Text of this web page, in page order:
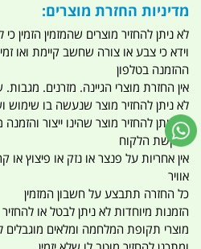
מדיניות החזרת מוצרים:
לא ניתן להחזיר מוצרים שהמזמין הזמין
וידא כי צבע או צורה שחשב קיימת ואו
ההזמנה בטלפון
אין החזרת מוצרי הגיינה. מזרנים.
לא ניתן להחזיר מוצר שנעשה בו שימוש
לא ניתן להחזיר מוצר שהינו ייצור
לבקשת הלקוח
אין אחריות על פנצר או נזק או פיצוץ או
אוויר
כל החזרה תתבצע על חשבון המזמין
הזמנות מיוחדות לא ניתן לבטל או להחזיר
מוצרי תקופת המלחמה ומלאים מוגבלים